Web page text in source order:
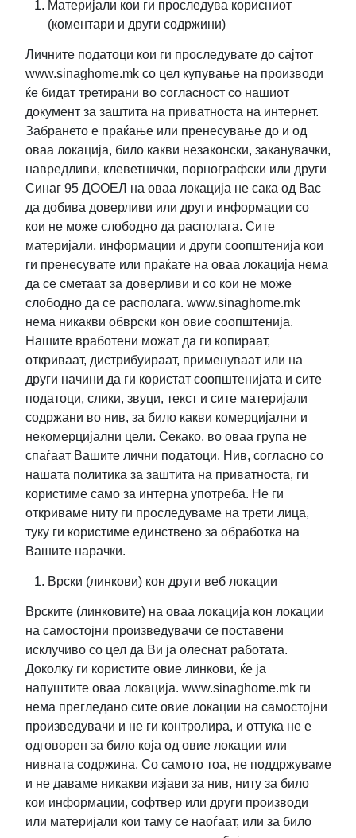
Материјали кои ги проследува корисниот
(коментари и други содржини)
Личните податоци кои ги проследувате до сајтот
www.sinaghome.mk со цел купување на производи
ќе бидат третирани во согласност со нашиот
документ за заштита на приватноста на интернет.
Забрането е праќање или пренесување до и од
оваа локација, било какви незаконски, заканувачки,
навредливи, клеветнички, порнографски или други
Синаг 95 ДООЕЛ на оваа локација не сака од Вас
да добива доверливи или други информации со
кои не може слободно да располага. Сите
материјали, информации и други соопштенија кои
ги пренесувате или праќате на оваа локација нема
да се сметаат за доверливи и со кои не може
слободно да се располага. www.sinaghome.mk
нема никакви обврски кон овие соопштенија.
Нашите вработени можат да ги копираат,
откриваат, дистрибуираат, применуваат или на
други начини да ги користат соопштенијата и сите
податоци, слики, звуци, текст и сите материјали
содржани во нив, за било какви комерцијални и
некомерцијални цели. Секако, во оваа група не
спаѓаат Вашите лични податоци. Нив, согласно со
нашата политика за заштита на приватноста, ги
користиме само за интерна употреба. Не ги
откриваме ниту ги проследуваме на трети лица,
туку ги користиме единствено за обработка на
Вашите нарачки.
Врски (линкови) кон други веб локации
Врските (линковите) на оваа локација кон локации
на самостојни произведувачи се поставени
исклучиво со цел да Ви ја олеснат работата.
Доколку ги користите овие линкови, ќе ја
напуштите оваа локација. www.sinaghome.mk ги
нема прегледано сите овие локации на самостојни
произведувачи и не ги контролира, и оттука не е
одговорен за било која од овие локации или
нивната содржина. Со самото тоа, не поддржуваме
и не даваме никакви изјави за нив, ниту за било
кои информации, софтвер или други производи
или материјали кои таму се наоѓаат, или за било